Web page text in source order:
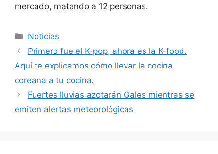
mercado, matando a 12 personas.
Categorías
Noticias
Primero fue el K-pop, ahora es la K-food.
Aquí te explicamos cómo llevar la cocina
coreana a tu cocina.
Fuertes lluvias azotarán Gales mientras se
emiten alertas meteorológicas